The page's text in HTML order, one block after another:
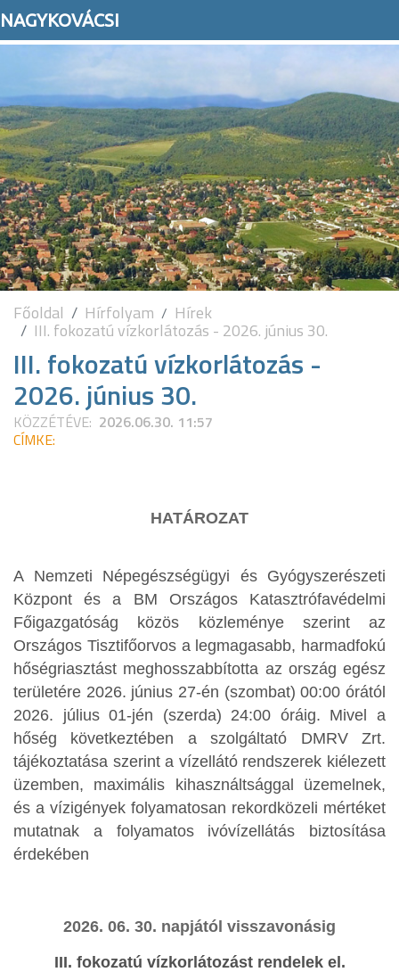
NAGYKOVÁCSI
Főoldal Hírfolyam Hírek
III. fokozatú vízkorlátozás - 2026. június 30.
III. fokozatú vízkorlátozás -
2026. június 30.
KÖZZÉTÉVE: 2026.06.30. 11:57
CÍMKE:
HATÁROZAT
A Nemzeti Népegészségügyi és Gyógyszerészeti
Központ és a BM Országos Katasztrófavédelmi
Főigazgatóság közös közleménye szerint az
Országos Tisztifőorvos a legmagasabb, harmadfokú
hőségriasztást meghosszabbította az ország egész
területére 2026. június 27-én (szombat) 00:00 órától
2026. július 01-jén (szerda) 24:00 óráig. Mivel a
hőség következtében a szolgáltató DMRV Zrt.
tájékoztatása szerint a vízellátó rendszerek kiélezett
üzemben, maximális kihasználtsággal üzemelnek,
és a vízigények folyamatosan rekordközeli mértéket
mutatnak a folyamatos ivóvízellátás biztosítása
érdekében
2026. 06. 30. napjától visszavonásig
III. fokozatú vízkorlátozást rendelek el.